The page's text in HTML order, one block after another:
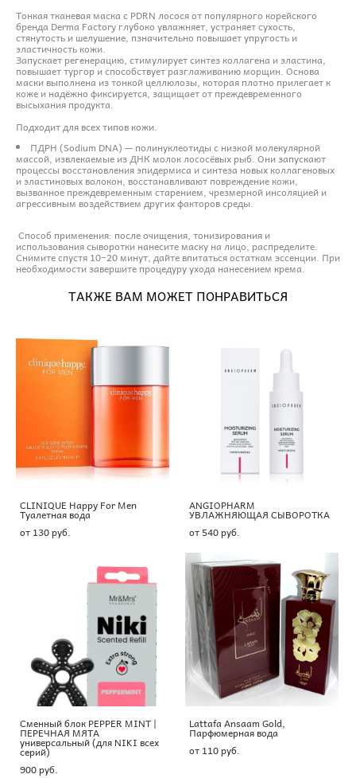
Тонкая тканевая маска с PDRN лосося от популярного корейского
бренда Derma Factory глубоко увлажняет, устраняет сухость,
стянутость и шелушение, пзначительно повышает упругость и
эластичность кожи.
Запускает регенерацию, стимулирует синтез коллагена и эластина,
повышает тургор и способствует разглаживанию морщин. Основа
маски выполнена из тонкой целлюлозы, которая плотно прилегает к
коже и надёжно фиксируется, защищает от преждевременного
высыхания продукта.
Подходит для всех типов кожи.
ПДРН (Sodium DNA) — полинуклеотиды с низкой молекулярной
массой, извлекаемые из ДНК молок лососёвых рыб. Они запускают
процессы восстановления эпидермиса и синтеза новых коллагеновых
и эластиновых волокон, восстанавливают повреждение кожи,
вызванное преждевременным старением, чрезмерной инсоляцией и
агрессивным воздействием других факторов среды.
Способ применения: после очищения, тонизирования и
использования сыворотки нанесите маску на лицо, распределите.
Снимите спустя 10−20 минут, дайте впитаться остаткам эссенции. При
необходимости завершите процедуру ухода нанесением крема.
ТАКЖЕ ВАМ МОЖЕТ ПОНРАВИТЬСЯ
CLINIQUE Happy For Men
Туалетная вода
от 130 pуб.
ANGIOPHARM
УВЛАЖНЯЮЩАЯ СЫВОРОТКА
от 540 pуб.
Сменный блок PEPPER MINT |
ПЕРЕЧНАЯ МЯТА
универсальный (для NIKI всех
серий)
900 pуб.
Lattafa Ansaam Gold,
Парфюмерная вода
от 110 pуб.